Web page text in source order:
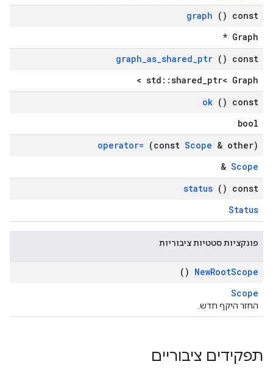
graph () const
Graph *
graph_as_shared_ptr () const
std::shared_ptr< Graph >
ok () const
bool
operator= (const Scope & other)
Scope
&
status () const
Status
פונקציות סטטיות ציבוריות
NewRootScope
()
Scope
החזר היקף חדש.
תפקידים ציבוריים